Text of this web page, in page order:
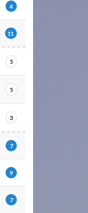
4
11
5
5
3
7
9
7